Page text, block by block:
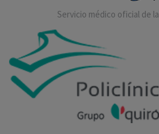
Servicio médico oficial de